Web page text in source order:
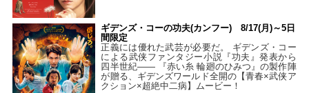
ギデンズ・コーの功夫(カンフー) 8/17(月)～5日
間限定
正義には優れた武芸が必要だ。 ギデンズ・コー
による武侠ファンタジー小説『功夫』発表から
四半世紀―― 『赤い糸 輪廻のひみつ』の製作陣
が贈る、ギデンズワールド全開の【青春×武侠ア
クション×超絶中二病】ムービー！